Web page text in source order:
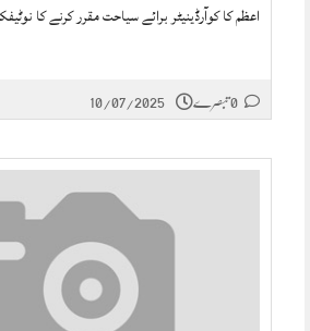
اعظم کا کوآرڈینیٹر برائے سیاحت مقرر کرنے کا
10/07/2025